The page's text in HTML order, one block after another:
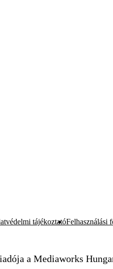
tájékoztatóFelhasználási
a Mediaworks